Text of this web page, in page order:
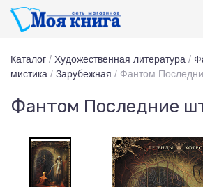
Каталог / Художественная литература /
мистика / Зарубежная / Фантом
Фантом Последние